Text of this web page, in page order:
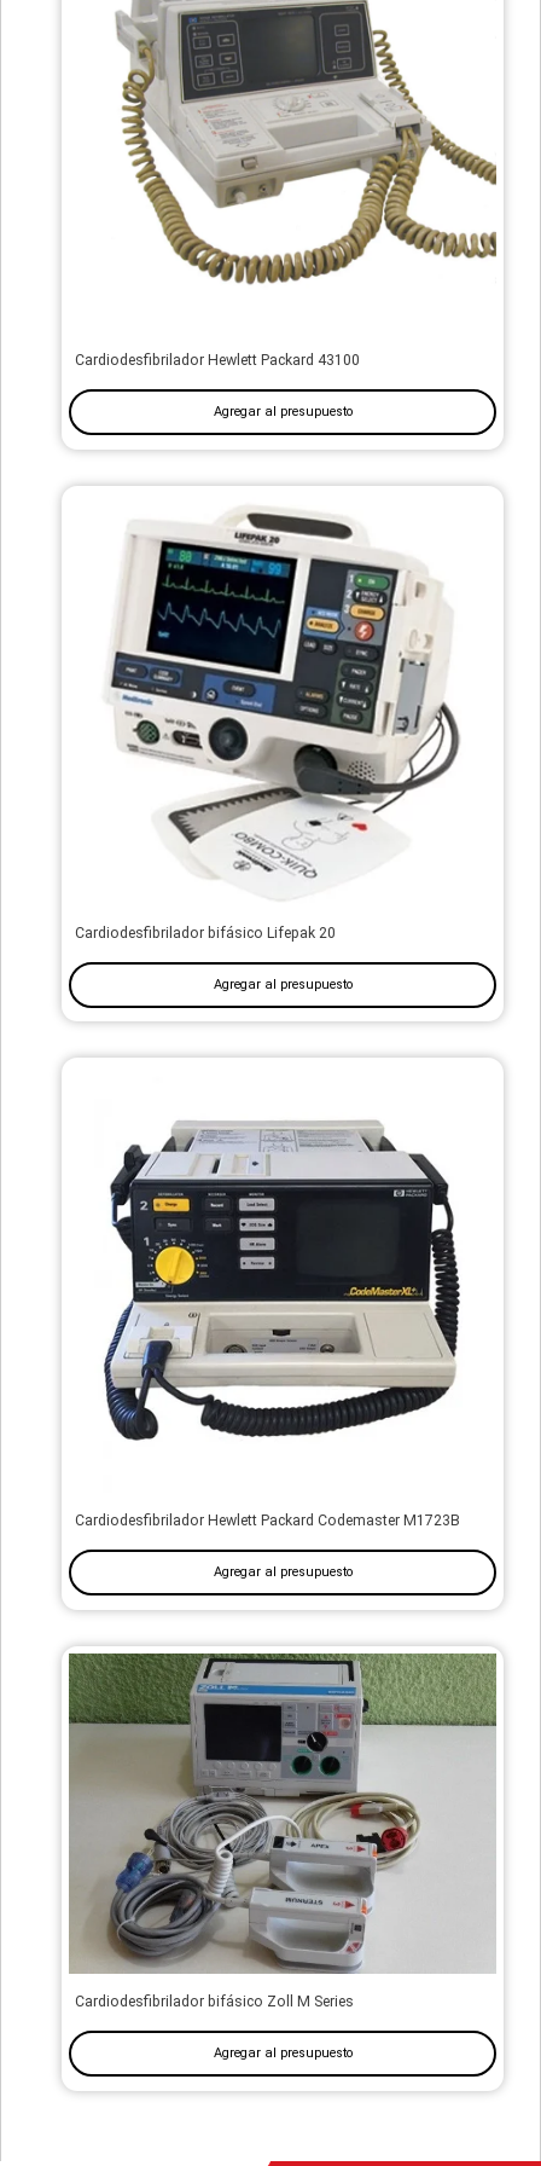
Cardiodesfibrilador Hewlett Packard 43100
Agregar al presupuesto
Cardiodesfibrilador bifásico Lifepak 20
Agregar al presupuesto
Cardiodesfibrilador Hewlett Packard Codemaster M1723B
Agregar al presupuesto
Cardiodesfibrilador bifásico Zoll M Series
Agregar al presupuesto